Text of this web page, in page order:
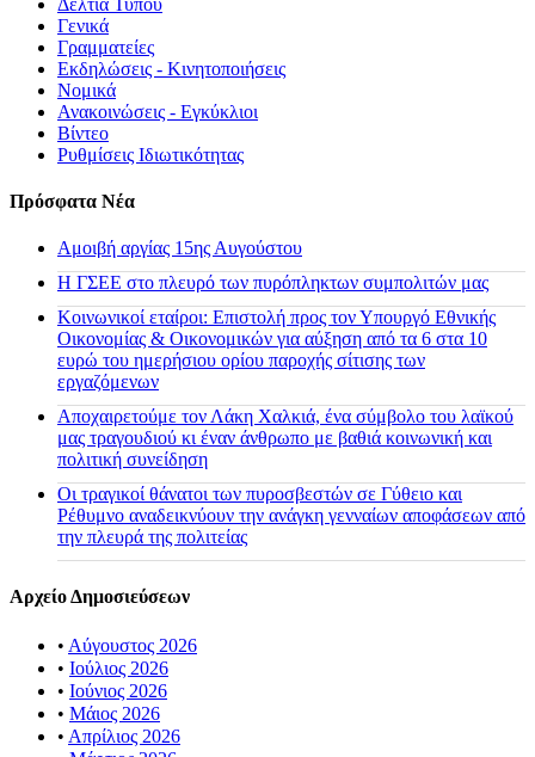
Γενικά
Γραμματείες
Εκδηλώσεις - Κινητοποιήσεις
Νομικά
Ανακοινώσεις - Εγκύκλιοι
Βίντεο
Ρυθμίσεις Ιδιωτικότητας
Πρόσφατα Νέα
Αμοιβή αργίας 15ης Αυγούστου
H ΓΣΕΕ στο πλευρό των πυρόπληκτων συμπολιτών μας
Κοινωνικοί εταίροι: Επιστολή προς τον Υπουργό Εθνικής
Οικονομίας & Οικονομικών για αύξηση από τα 6 στα 10
ευρώ του ημερήσιου ορίου παροχής σίτισης των
εργαζόμενων
Αποχαιρετούμε τον Λάκη Χαλκιά, ένα σύμβολο του λαϊκού
μας τραγουδιού κι έναν άνθρωπο με βαθιά κοινωνική και
πολιτική συνείδηση
Οι τραγικοί θάνατοι των πυροσβεστών σε Γύθειο και
Ρέθυμνο αναδεικνύουν την ανάγκη γενναίων αποφάσεων από
την πλευρά της πολιτείας
Αρχείο Δημοσιεύσεων
• Αύγουστος 2026
• Ιούλιος 2026
• Ιούνιος 2026
• Μάιος 2026
• Απρίλιος 2026